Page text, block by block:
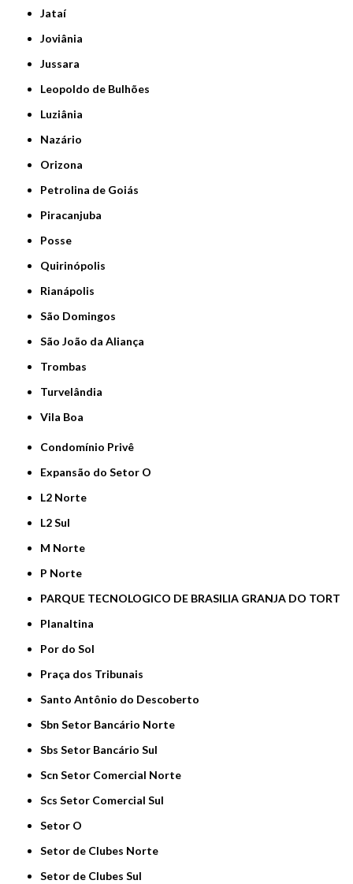
Jataí
Joviânia
Jussara
Leopoldo de Bulhões
Luziânia
Nazário
Orizona
Petrolina de Goiás
Piracanjuba
Posse
Quirinópolis
Rianápolis
São Domingos
São João da Aliança
Trombas
Turvelândia
Vila Boa
Condomínio Privê
Expansão do Setor O
L2 Norte
L2 Sul
M Norte
P Norte
PARQUE TECNOLOGICO DE BRASILIA GRANJA DO TORT
Planaltina
Por do Sol
Praça dos Tribunais
Santo Antônio do Descoberto
Sbn Setor Bancário Norte
Sbs Setor Bancário Sul
Scn Setor Comercial Norte
Scs Setor Comercial Sul
Setor O
Setor de Clubes Norte
Setor de Clubes Sul